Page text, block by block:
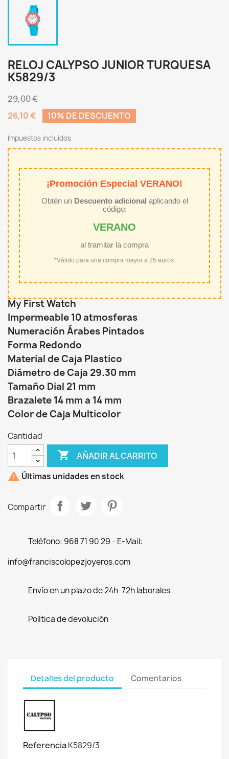
RELOJ CALYPSO JUNIOR TURQUESA
K5829/3
29,00 €
26,10 €
10% DE DESCUENTO
Impuestos incluidos
¡Promoción Especial VERANO!
Obtén un Descuento adicional aplicando el
código:
VERANO
al tramitar la compra
*Válido para una compra mayor a 25 euros.
My First Watch
Impermeable 10 atmosferas
Numeración Árabes Pintados
Forma Redondo
Material de Caja Plastico
Diámetro de Caja 29.30 mm
Tamaño Dial 21 mm
Brazalete 14 mm a 14 mm
Color de Caja Multicolor
Cantidad
 AÑADIR AL CARRITO
 Últimas unidades en stock
Compartir
Teléfono: 968 71 90 29 - E-Mail:
info@franciscolopezjoyeros.com
Envío en un plazo de 24h-72h laborales
Política de devolución
Detalles del producto Comentarios
ReferenciaK5829/3